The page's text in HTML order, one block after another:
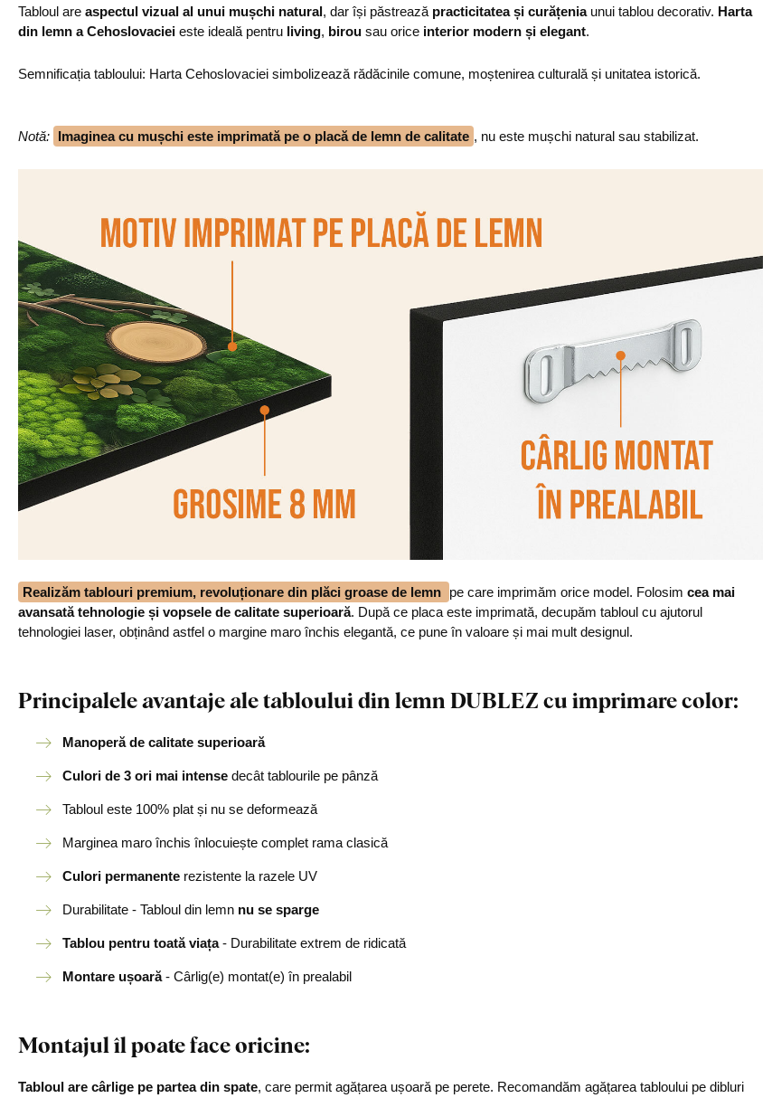
Tabloul are aspectul vizual al unui mușchi natural, dar își păstrează practicitatea și curățeniaunui tablou decorativ. Harta
din lemn a Cehoslovaciei este ideală pentru living, birou sau orice interior modern și elegant.
Semnificația tabloului: Harta Cehoslovaciei simbolizează rădăcinile comune, moștenirea culturală și unitatea istorică.
Notă: Imaginea cu mușchi este imprimată pe o placă de lemn de calitate , nu este mușchi natural sau stabilizat.
Realizăm tablouri premium, revoluționare din plăci groase de lemn pe care imprimăm orice model. Folosim cea mai
avansată tehnologie și vopsele de calitate superioară. După ce placa este imprimată, decupăm tabloul cu ajutorul
tehnologiei laser, obținând astfel o margine maro închis elegantă, ce pune în valoare și mai mult designul.
Principalele avantaje ale tabloului din lemn DUBLEZ cu imprimare color:
Manoperă de calitate superioară
Culori de 3 ori mai intense decât tablourile pe pânză
Tabloul este 100% plat și nu se deformează
Marginea maro închis înlocuiește complet rama clasică
Culori permanente rezistente la razele UV
Durabilitate - Tabloul din lemn nu se sparge
Tablou pentru toată viața- Durabilitate extrem de ridicată
Montare ușoară- Cârlig(e) montat(e) în prealabil
Montajul îl poate face oricine:
Tabloul are cârlige pe partea din spate, care permit agățarea ușoară pe perete. Recomandăm agățarea tabloului pe dibluri